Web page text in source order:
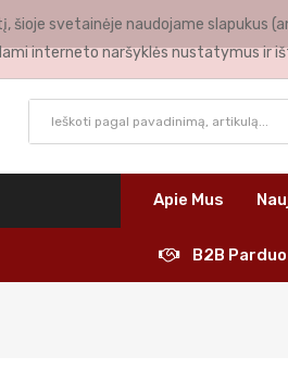
Apie Mus
B2B
svetainėje naudojame slapukus
interneto naršyklės nustatymus ir